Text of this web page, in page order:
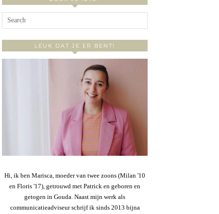
LEUK DAT JE ER BENT!
Hi, ik ben Marisca, moeder van twee zoons (Milan '10
en Floris '17), getrouwd met Patrick en geboren en
getogen in Gouda. Naast mijn werk als
communicatieadviseur schrijf ik sinds 2013 bijna